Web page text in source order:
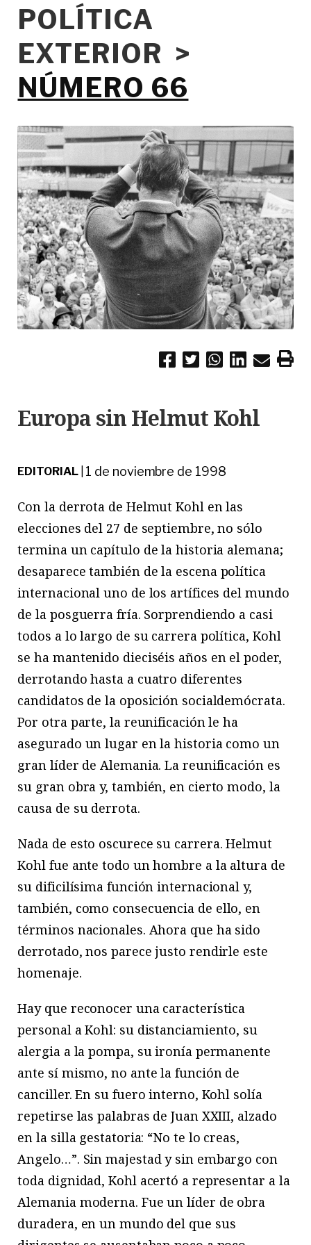
POLÍTICA
EXTERIOR >
NÚMERO 66
Europa sin Helmut Kohl
EDITORIAL| 1 de noviembre de 1998
Con la derrota de Helmut Kohl en las
elecciones del 27 de septiembre, no sólo
termina un capítulo de la historia alemana;
desaparece también de la escena política
internacional uno de los artífices del mundo
de la posguerra fría. Sorprendiendo a casi
todos a lo largo de su carrera política, Kohl
se ha mantenido dieciséis años en el poder,
derrotando hasta a cuatro diferentes
candidatos de la oposición socialdemócrata.
Por otra parte, la reunificación le ha
asegurado un lugar en la historia como un
gran líder de Alemania. La reunificación es
su gran obra y, también, en cierto modo, la
causa de su derrota.
Nada de esto oscurece su carrera. Helmut
Kohl fue ante todo un hombre a la altura de
su dificilísima función internacional y,
también, como consecuencia de ello, en
términos nacionales. Ahora que ha sido
derrotado, nos parece justo rendirle este
homenaje.
Hay que reconocer una característica
personal a Kohl: su distanciamiento, su
alergia a la pompa, su ironía permanente
ante sí mismo, no ante la función de
canciller. En su fuero interno, Kohl solía
repetirse las palabras de Juan XXIII, alzado
en la silla gestatoria: “No te lo creas,
Angelo…”. Sin majestad y sin embargo con
toda dignidad, Kohl acertó a representar a la
Alemania moderna. Fue un líder de obra
duradera, en un mundo del que sus